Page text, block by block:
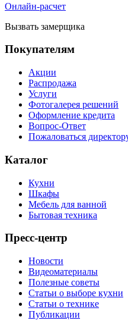
Онлайн-расчет
Вызвать замерщика
Покупателям
Акции
Распродажа
Услуги
Фотогалерея решений
Оформление кредита
Вопрос-Ответ
Пожаловаться
Каталог
Кухни
Шкафы
Мебель для ванной
Бытовая техника
Пресс-центр
Новости
Видеоматериалы
Полезные советы
Статьи о выборе кухни
Статьи о технике
Публикации